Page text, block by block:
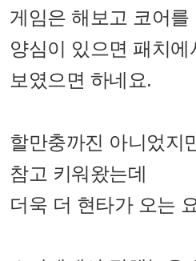
게임은 해보고 코어를
양심이 있으면 패치에
보였으면 하네요.
할만충까진 아니었지
참고 키워왔는데
더욱 더 현타가 오는